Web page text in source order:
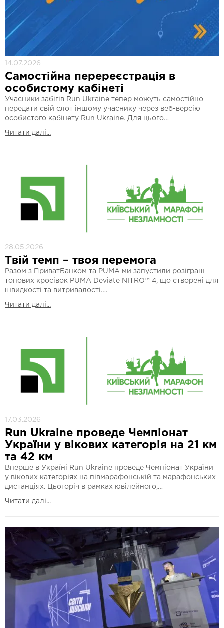
14.07.2026
Самостійна перереєстрація в
особистому кабінеті
Учасники забігів Run Ukraine тепер можуть самостійно
передати свій слот іншому учаснику через веб-версію
особистого кабінету Run Ukraine. Для цього…
Читати далі...
28.05.2026
Твій темп – твоя перемога
Разом з ПриватБанком та PUMA ми запустили розіграш
топових кросівок PUMA Deviate NITRO™ 4, що створені для
швидкості та витривалості….
Читати далі...
17.03.2026
Run Ukraine проведе Чемпіонат
України у вікових категорія на 21 км
та 42 км
Вперше в Україні Run Ukraine проведе Чемпіонат України
у вікових категоріях на півмарафонській та марафонських
дистанціях. Цьогоріч в рамках ювілейного,…
Читати далі...